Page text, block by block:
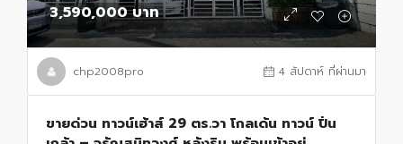
3,590,000 บาท
chp2008pro 4 สัปดาห์ ที่ผ่านมา
ขายด่วน ทาวน์เฮ้าส์ 29 ตร.วา โกลเด้น ทาวน์ ปิ่น